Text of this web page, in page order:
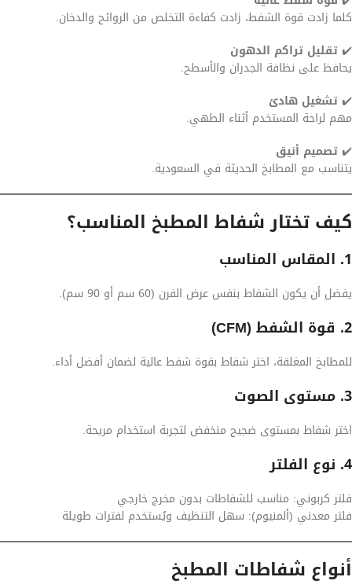
كلما زادت قوة الشفط، زادت كفاءة التخلص من الروائح والدخان.
✔️تقليل تراكم الدهون
يحافظ على نظافة الجدران والأسطح.
✔️تشغيل هادئ
مهم لراحة المستخدم أثناء الطهي.
✔️تصميم أنيق
يتناسب مع المطابخ الحديثة في السعودية.
كيف تختار شفاط المطبخ المناسب؟
1. المقاس المناسب
يفضل أن يكون الشفاط بنفس عرض الفرن (60 سم أو 90 سم).
2. قوة الشفط (CFM)
للمطابخ المغلقة، اختر شفاط بقوة شفط عالية لضمان أفضل أداء.
3. مستوى الصوت
اختر شفاط بمستوى ضجيج منخفض لتجربة استخدام مريحة.
4. نوع الفلتر
فلتر كربوني: مناسب للشفاطات بدون مخرج خارجي
فلتر معدني (ألمنيوم): سهل التنظيف ويُستخدم لفترات طويلة
أنواع شفاطات المطبخ